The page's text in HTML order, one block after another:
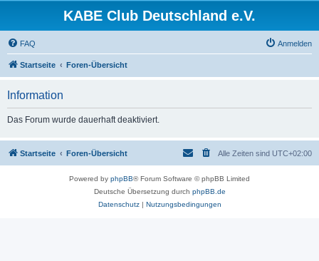
KABE Club Deutschland e.V.
FAQ Anmelden
Startseite Foren-Übersicht
Information
Das Forum wurde dauerhaft deaktiviert.
Startseite Foren-Übersicht Alle Zeiten sind UTC+02:00
Powered by phpBB® Forum Software © phpBB Limited
Deutsche Übersetzung durch phpBB.de
Datenschutz| Nutzungsbedingungen